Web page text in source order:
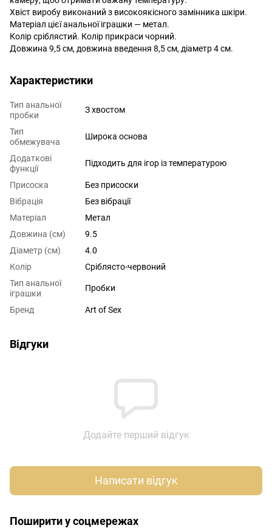
Хвіст виробу виконаний з високоякісного замінника шкіри.
Матеріал цієї анальної іграшки — метал.
Колір сріблястий. Колір прикраси чорний.
Довжина 9,5 см, довжина введення 8,5 см, діаметр 4 см.
Характеристики
Тип анальної
пробки
З хвостом
Тип
обмежувача
Широка основа
Додаткові
функції
Підходить для ігор із температурою
Присоска
Без присоски
Вібрація
Без вібрації
Матеріал
Метал
Довжина (см)
9.5
Діаметр (см)
4.0
Колір
Сріблясто-червоний
Тип анальної
іграшки
Пробки
Бренд Art of Sex
Відгуки
Додайте перший відгук
Написати відгук
Поширити у соцмережах